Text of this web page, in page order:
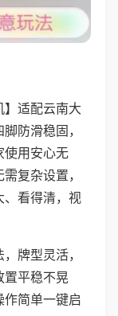
】适配云南大
防滑稳固，
使用安心无
复杂设置，
、看得清，视
牌型灵活，
置平稳不晃
简单一键启